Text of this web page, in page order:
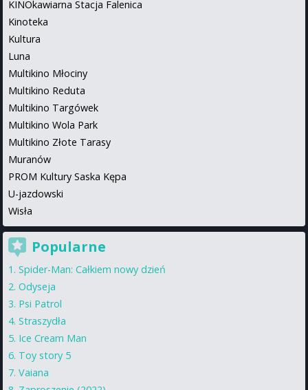
KINOkawiarna Stacja Falenica
Kinoteka
Kultura
Luna
Multikino Młociny
Multikino Reduta
Multikino Targówek
Multikino Wola Park
Multikino Złote Tarasy
Muranów
PROM Kultury Saska Kępa
U-jazdowski
Wisła
Popularne
Spider-Man: Całkiem nowy dzień
Odyseja
Psi Patrol
Straszydła
Ice Cream Man
Toy story 5
Vaiana